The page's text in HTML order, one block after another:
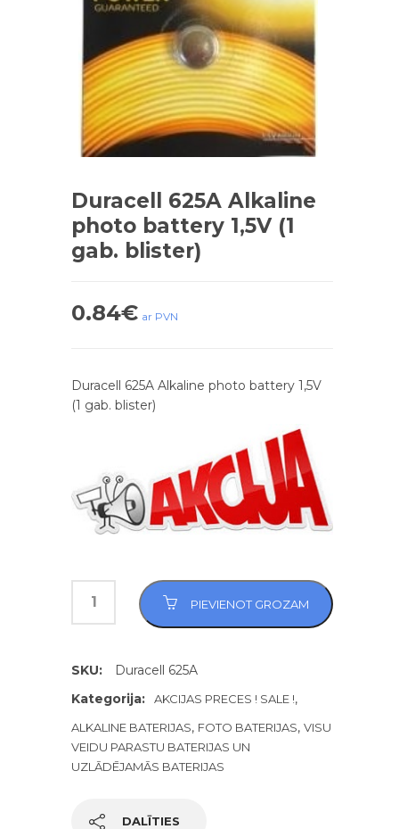
Duracell 625A Alkaline
photo battery 1,5V (1
gab. blister)
0.84€ ar PVN
Duracell 625A Alkaline photo battery 1,5V
(1 gab. blister)
PIEVIENOT GROZAM
SKU:
Duracell 625A
Kategorija:
AKCIJAS PRECES ! SALE !,
ALKALINE BATERIJAS, FOTO BATERIJAS, VISU
VEIDU PARASTU BATERIJAS UN
UZLĀDĒJAMĀS BATERIJAS
DALĪTIES